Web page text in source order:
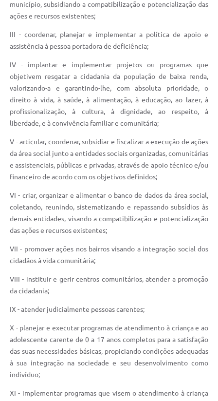
município, subsidiando a compatibilização e potencialização das
ações e recursos existentes;
III - coordenar, planejar e implementar a política de apoio e
assistência à pessoa portadora de deficiência;
IV - implantar e implementar projetos ou programas que
objetivem resgatar a cidadania da população de baixa renda,
valorizando-a e garantindo-lhe, com absoluta prioridade, o
direito à vida, à saúde, à alimentação, à educação, ao lazer, à
profissionalização, à cultura, à dignidade, ao respeito, à
liberdade, e à convivência familiar e comunitária;
V - articular, coordenar, subsidiar e fiscalizar a execução de ações
da área social junto a entidades sociais organizadas, comunitárias
e assistenciais, públicas e privadas, através de apoio técnico e/ou
financeiro de acordo com os objetivos definidos;
VI - criar, organizar e alimentar o banco de dados da área social,
coletando, reunindo, sistematizando e repassando subsídios às
demais entidades, visando a compatibilização e potencialização
das ações e recursos existentes;
VII - promover ações nos bairros visando a integração social dos
cidadãos à vida comunitária;
VIII - instituir e gerir centros comunitários, atender a promoção
da cidadania;
IX - atender judicialmente pessoas carentes;
X - planejar e executar programas de atendimento à criança e ao
adolescente carente de 0 a 17 anos completos para a satisfação
das suas necessidades básicas, propiciando condições adequadas
à sua integração na sociedade e seu desenvolvimento como
indivíduo;
XI - implementar programas que visem o atendimento à criança